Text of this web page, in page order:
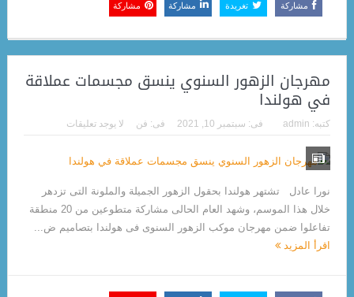
مشاركة تغريدة مشاركة مشاركة
مهرجان الزهور السنوي ينسق مجسمات عملاقة
في هولندا
كتبه: admin فى: سبتمبر 10, 2021 فى: فن لا يوجد تعليقات
نورا عادل تشتهر هولندا بحقول الزهور الجميلة والملونة التى تزدهر
خلال هذا الموسم، وشهد العام الحالى مشاركة متطوعين من 20 منطقة
تفاعلوا ضمن مهرجان موكب الزهور السنوى فى هولندا بتصاميم ض...
اقرأ المزيد